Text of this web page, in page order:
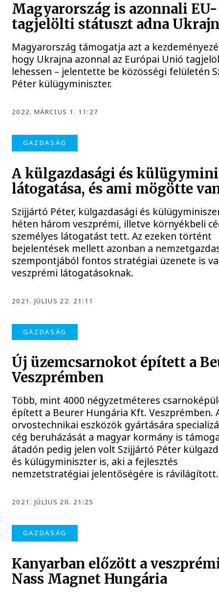
Magyarország is azonnali EU-
tagjelölti státuszt adna
Magyarország támogatja azt a
hogy Ukrajna azonnal az Európai Unió
lehessen – jelentette be közösségi felületén
Péter külügyminiszter.
2022. MÁRCIUS 1. 11:27
GAZDASÁG
A külgazdasági és
látogatása, és ami mögötte
Szijjártó Péter, külgazdasági és
héten három veszprémi, illetve környékbeli
személyes látogatást tett. Az ezeken történt
bejelentések mellett azonban a
szempontjából fontos stratégiai üzenete is
veszprémi látogatásoknak.
2021. JÚLIUS 22. 21:11
GAZDASÁG
Új üzemcsarnokot épített a
Veszprémben
Több, mint 4000 négyzetméteres
épített a Beurer Hungária Kft. Veszprémben.
orvostechnikai eszközök gyártására
cég beruházását a magyar kormány is
átadón pedig jelen volt Szijjártó Péter
és külügyminiszter is, aki a fejlesztés
nemzetstratégiai jelentőségére is rávilágított.
2021. JÚLIUS 20. 21:25
GAZDASÁG
Kanyarban előzött a
Nass Magnet Hungária